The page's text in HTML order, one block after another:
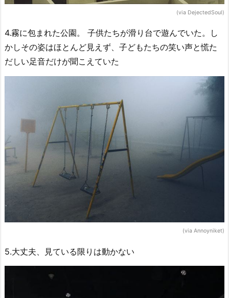
(via DejectedSoul)
4.霧に包まれた公園。 子供たちが滑り台で遊んでいた。し
かしその姿はほとんど見えず、子どもたちの笑い声と慌た
だしい足音だけが聞こえていた
(via Annoyniket)
5.大丈夫、見ている限りは動かない